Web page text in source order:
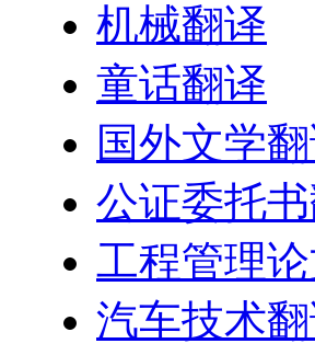
机械翻译
童话翻译
国外文学
公证委托
工程管理
汽车技术